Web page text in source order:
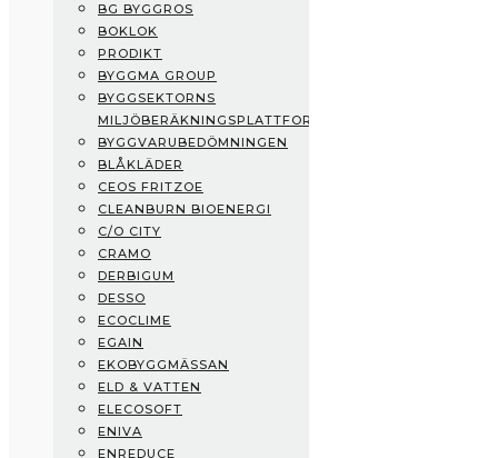
Bauroc
Bengt Dahlgren
BG Byggros
Boklok
Prodikt
Byggma Group
Byggsektorns Miljöberäkningsplattform
Byggvarubedömningen
Blåkläder
CEOS Fritzoe
CleanBurn Bioenergi
C/O City
CRAMO
Derbigum
Desso
Ecoclime
eGain
Ekobyggmässan
Eld & Vatten
Elecosoft
ENIVA
BG BYGGROS
BOKLOK
PRODIKT
BYGGMA GROUP
BYGGSEKTORNS
MILJÖBERÄKNINGSPLATTFORM
BYGGVARUBEDÖMNINGEN
BLÅKLÄDER
CEOS FRITZOE
CLEANBURN BIOENERGI
C/O CITY
CRAMO
DERBIGUM
DESSO
ECOCLIME
EGAIN
EKOBYGGMÄSSAN
ELD & VATTEN
ELECOSOFT
ENIVA
ENREDUCE